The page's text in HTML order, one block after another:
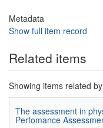
Metadata
Show full item record
Related items
Showing items related
The assessment in
Perfomance